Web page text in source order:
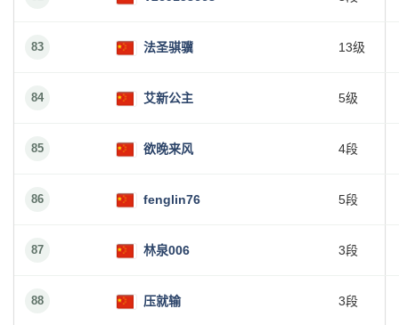
83 法圣骐骥 13级
84 艾新公主 5级
85 欲晚来风 4段
86 fenglin76 5段
87 林泉006 3段
88 压就输 3段